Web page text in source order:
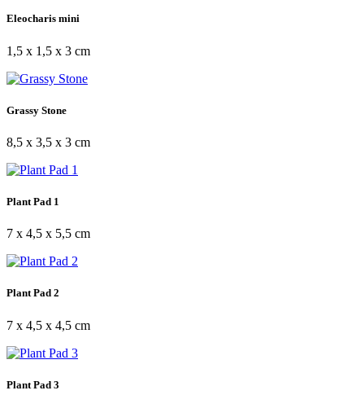
Eleocharis mini
1,5 x 1,5 x 3 cm
Grassy Stone
8,5 x 3,5 x 3 cm
Plant Pad 1
7 x 4,5 x 5,5 cm
Plant Pad 2
7 x 4,5 x 4,5 cm
Plant Pad 3